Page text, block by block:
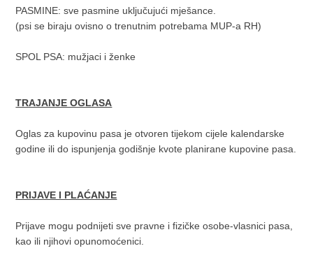
PASMINE: sve pasmine uključujući mješance.
(psi se biraju ovisno o trenutnim potrebama MUP-a RH)
SPOL PSA: mužjaci i ženke
TRAJANJE OGLASA
Oglas za kupovinu pasa je otvoren tijekom cijele kalendarske
godine ili do ispunjenja godišnje kvote planirane kupovine pasa.
PRIJAVE I PLAĆANJE
Prijave mogu podnijeti sve pravne i fizičke osobe-vlasnici pasa,
kao ili njihovi opunomoćenici.